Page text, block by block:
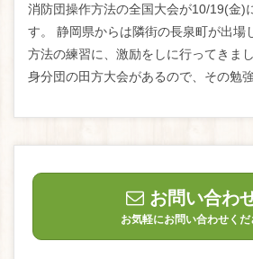
消防団操作方法の全国大会が10/19(金)
す。 静岡県からは隣街の長泉町が出場
方法の練習に、激励をしに行ってきま
身分団の田方大会があるので、その勉
お問い合わ
お気軽にお問い合わせくだ